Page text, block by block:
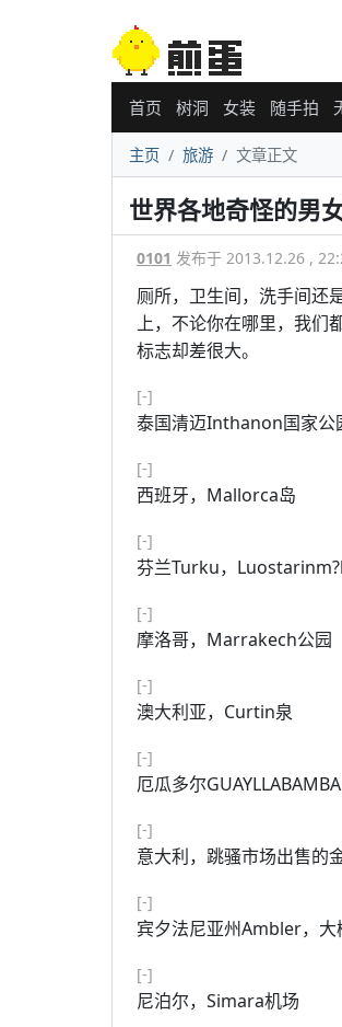
首页 树洞 女装 随手拍
主页 旅游 文章正文
世界各地奇怪的男
0101 发布于 2013.12.26 ,
厕所，卫生间，洗手间还
上，不论你在哪里，我们
标志却差很大。
[-]
泰国清迈Inthanon国家公
[-]
西班牙，Mallorca岛
[-]
芬兰Turku，
[-]
摩洛哥，Marrakech公园
[-]
澳大利亚，Curtin泉
[-]
厄瓜多尔
[-]
意大利，跳骚市场出售的
[-]
宾夕法尼亚州Ambler，
[-]
尼泊尔，Simara机场